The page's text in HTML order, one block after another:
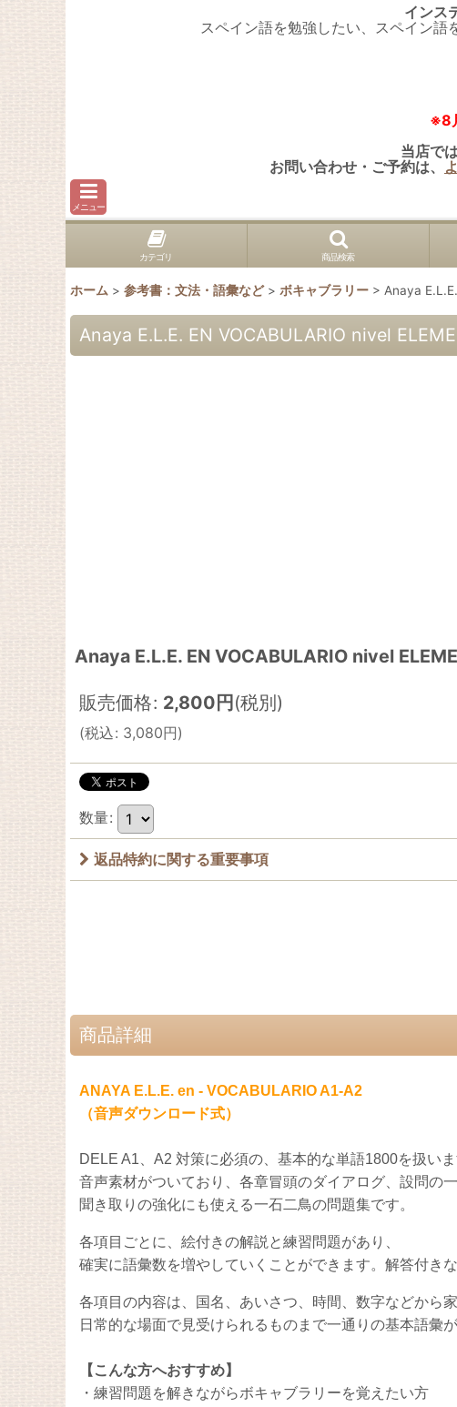
インス
スペイン語を勉強したい、スペイン語
※8
当店で
お問い合わせ・ご予約は、
メニュー
カテゴリ 商品検索
ホーム > 参考書：文法・語彙など > ボキャブラリー > Anaya
Anaya E.L.E. EN VOCABULARIO nivel
Anaya E.L.E. EN VOCABULARIO nivel
販売価格: 2,800 円 (税別)
(税込: 3,080円)
数量:
返品特約に関する重要事項
商品詳細
ANAYA E.L.E. en - VOCABULARIO A1-A2
（音声ダウンロード式）
DELE A1、A2 対策に必須の、 基本的な単語1800を扱いま
音声素材がついており、各章冒頭のダイアログ、設問の
聞き取りの強化にも使える一石二鳥の問題集です。
各項目ごとに、絵付きの解説と練習問題があり、
確実に語彙数を増やしていくことができます。解答付き
各項目の内容は、国名、あいさつ、時間、数字などから
日常的な場面で見受けられるものまで一通りの基本語彙
【こんな方へおすすめ】
・練習問題を解きながらボキャブラリーを覚えたい方